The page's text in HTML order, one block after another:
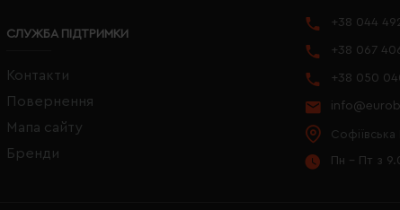
СЛУЖБА ПІДТРИМКИ
Контакти
Повернення
Мапа сайту
Бренди
+38 044
+38 067
+38 050
Софіївська
Пн - Пт з